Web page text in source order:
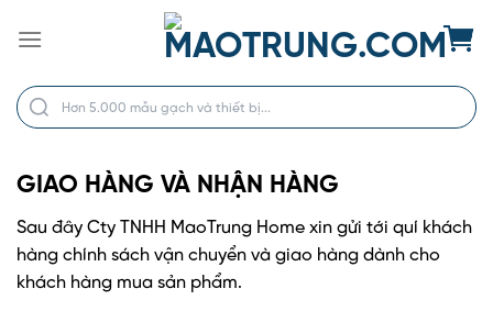
qua
dung
GIAO HÀNG VÀ NHẬN HÀNG
Sau đây Cty TNHH MaoTrung Home xin gửi tới quí khách
hàng chính sách vận chuyển và giao hàng dành cho
khách hàng mua sản phẩm.